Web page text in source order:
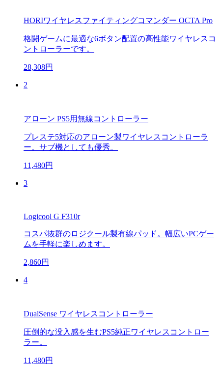
HORIワイヤレスファイティングコマンダー OCTA Pro
格闘ゲームに最適な6ボタン配置の高性能ワイヤレスコ
ントローラーです。
28,308円
2
アローン PS5用無線コントローラー
プレステ5対応のアローン製ワイヤレスコントローラ
ー。サブ機としても優秀。
11,480円
3
Logicool G F310r
コスパ抜群のロジクール製有線パッド。幅広いPCゲー
ムを手軽に楽しめます。
2,860円
4
DualSense ワイヤレスコントローラー
圧倒的な没入感を生むPS5純正ワイヤレスコントロー
ラー。
11,480円